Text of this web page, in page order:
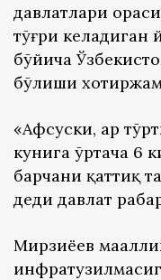
давлатлари
тўғри келадиган
бўйича
бўлиши
«Афсуски, ҳар
кунига ўртача 6
барчани қаттиқ
деди давлат
Мирзиёев